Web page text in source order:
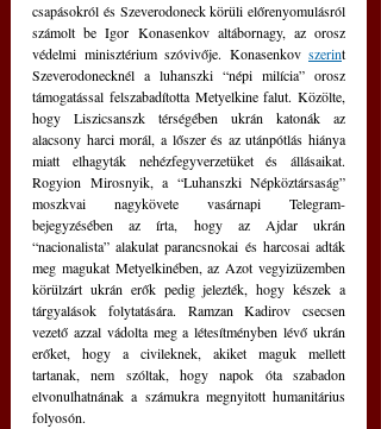
csapásokról és Szeverodoneck körüli előrenyomulásról
számolt be Igor Konasenkov altábornagy, az orosz
védelmi minisztérium szóvivője. Konasenkov szerint
Szeverodonecknél a luhanszki “népi milícia” orosz
támogatással felszabadította Metyelkine falut. Közölte,
hogy Liszicsanszk térségében ukrán katonák az
alacsony harci morál, a lőszer és az utánpótlás hiánya
miatt elhagyták nehézfegyverzetüket és állásaikat.
Rogyion Mirosnyik, a “Luhanszki Népköztársaság”
moszkvai nagykövete vasárnapi Telegram-
bejegyzésében az írta, hogy az Ajdar ukrán
“nacionalista” alakulat parancsnokai és harcosai adták
meg magukat Metyelkinében, az Azot vegyizüzemben
körülzárt ukrán erők pedig jelezték, hogy készek a
tárgyalások folytatására. Ramzan Kadirov csecsen
vezető azzal vádolta meg a létesítményben lévő ukrán
erőket, hogy a civileknek, akiket maguk mellett
tartanak, nem szóltak, hogy napok óta szabadon
elvonulhatnának a számukra megnyitott humanitárius
folyosón.